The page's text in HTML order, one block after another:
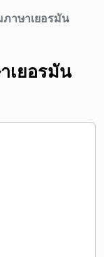
าษาเยอรมัน
เยอรมัน